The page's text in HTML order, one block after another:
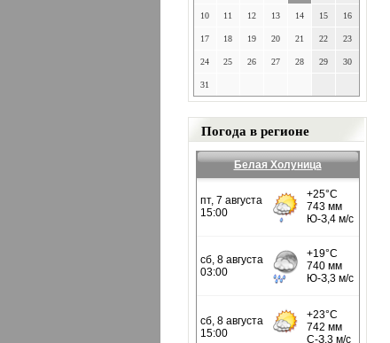
10 11 12 13 14 15 16
17 18 19 20 21 22 23
24 25 26 27 28 29 30
31
Погода в регионе
Белая Холуница